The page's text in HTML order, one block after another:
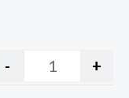
- +